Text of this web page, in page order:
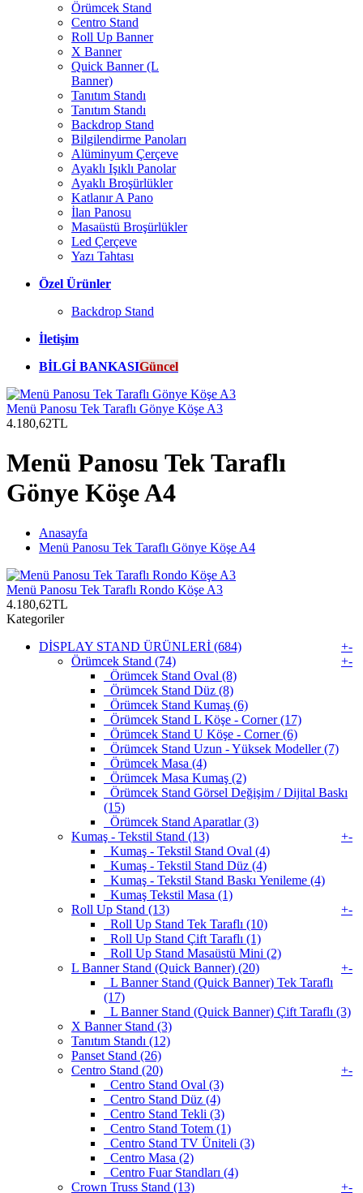
Örümcek Stand
Centro Stand
Roll Up Banner
X Banner
Quick Banner (L
Banner)
Tanıtım Standı
Tanıtım Standı
Backdrop Stand
Bilgilendirme Panoları
Alüminyum Çerçeve
Ayaklı Işıklı Panolar
Ayaklı Broşürlükler
Katlanır A Pano
İlan Panosu
Masaüstü Broşürlükler
Led Çerçeve
Yazı Tahtası
Özel Ürünler
Backdrop Stand
İletişim
BİLGİ BANKASIGüncel
Menü Panosu Tek Taraflı Gönye Köşe A3
4.180,62TL
Menü Panosu Tek Taraflı
Gönye Köşe A4
Anasayfa
Menü Panosu Tek Taraflı Gönye Köşe A4
Menü Panosu Tek Taraflı Rondo Köşe A3
4.180,62TL
Kategoriler
DİSPLAY STAND ÜRÜNLERİ (684)
+-
Örümcek Stand (74)
+-
Örümcek Stand Oval (8)
Örümcek Stand Düz (8)
Örümcek Stand Kumaş (6)
Örümcek Stand L Köşe - Corner (17)
Örümcek Stand U Köşe - Corner (6)
Örümcek Stand Uzun - Yüksek Modeller (7)
Örümcek Masa (4)
Örümcek Masa Kumaş (2)
Örümcek Stand Görsel Değişim / Dijital Baskı
(15)
Örümcek Stand Aparatlar (3)
Kumaş - Tekstil Stand (13)
+-
Kumaş - Tekstil Stand Oval (4)
Kumaş - Tekstil Stand Düz (4)
Kumaş - Tekstil Stand Baskı Yenileme (4)
Kumaş Tekstil Masa (1)
Roll Up Stand (13)
+-
Roll Up Stand Tek Taraflı (10)
Roll Up Stand Çift Taraflı (1)
Roll Up Stand Masaüstü Mini (2)
L Banner Stand (Quick Banner) (20)
+-
L Banner Stand (Quick Banner) Tek Taraflı
(17)
L Banner Stand (Quick Banner) Çift Taraflı (3)
X Banner Stand (3)
Tanıtım Standı (12)
Panset Stand (26)
Centro Stand (20)
+-
Centro Stand Oval (3)
Centro Stand Düz (4)
Centro Stand Tekli (3)
Centro Stand Totem (1)
Centro Stand TV Üniteli (3)
Centro Masa (2)
Centro Fuar Standları (4)
Crown Truss Stand (13)
+-